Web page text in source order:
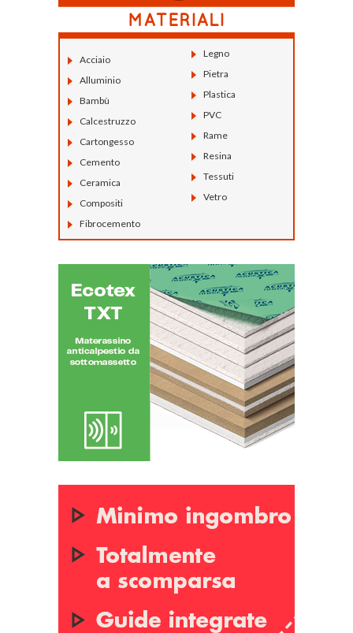
Acciaio
Alluminio
Bambù
Calcestruzzo
Cartongesso
Cemento
Ceramica
Compositi
Fibrocemento
Legno
Pietra
Plastica
PVC
Rame
Resina
Tessuti
Vetro